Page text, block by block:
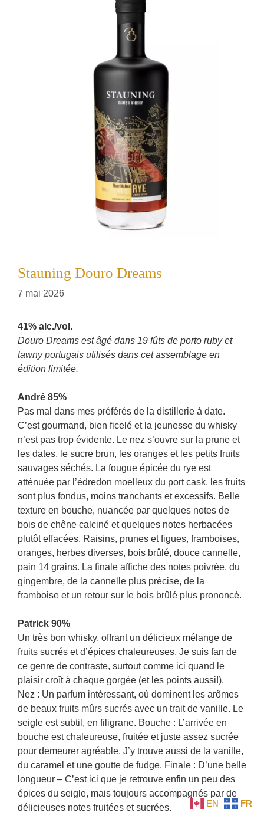
Stauning Douro Dreams
7 mai 2026
41% alc./vol.
Douro Dreams est âgé dans 19 fûts de porto ruby et
tawny portugais utilisés dans cet assemblage en
édition limitée.
André 85%
Pas mal dans mes préférés de la distillerie à date.
C’est gourmand, bien ficelé et la jeunesse du whisky
n’est pas trop évidente. Le nez s’ouvre sur la prune et
les dates, le sucre brun, les oranges et les petits fruits
sauvages séchés. La fougue épicée du rye est
atténuée par l’édredon moelleux du port cask, les fruits
sont plus fondus, moins tranchants et excessifs. Belle
texture en bouche, nuancée par quelques notes de
bois de chêne calciné et quelques notes herbacées
plutôt effacées. Raisins, prunes et figues, framboises,
oranges, herbes diverses, bois brûlé, douce cannelle,
pain 14 grains. La finale affiche des notes poivrée, du
gingembre, de la cannelle plus précise, de la
framboise et un retour sur le bois brûlé plus prononcé.
Patrick 90%
Un très bon whisky, offrant un délicieux mélange de
fruits sucrés et d’épices chaleureuses. Je suis fan de
ce genre de contraste, surtout comme ici quand le
plaisir croît à chaque gorgée (et les points aussi!).
Nez : Un parfum intéressant, où dominent les arômes
de beaux fruits mûrs sucrés avec un trait de vanille. Le
seigle est subtil, en filigrane. Bouche : L’arrivée en
bouche est chaleureuse, fruitée et juste assez sucrée
pour demeurer agréable. J’y trouve aussi de la vanille,
du caramel et une goutte de fudge. Finale : D’une belle
longueur – C’est ici que je retrouve enfin un peu des
épices du seigle, mais toujours accompagnés par de
délicieuses notes fruitées et sucrées.
EN FR